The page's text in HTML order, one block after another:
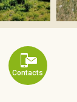
Contacts